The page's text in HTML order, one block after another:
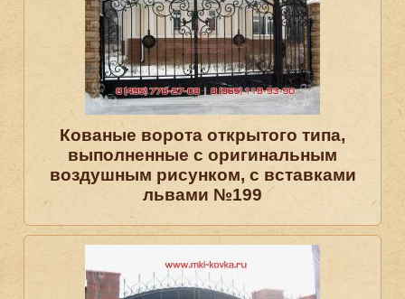
Кованые ворота открытого типа,
выполненные с оригинальным
воздушным рисунком, с вставками
львами №199